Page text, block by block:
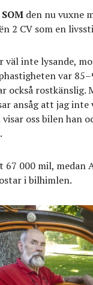
den nu vuxne
2 CV som en
väl inte lysande,
var
också rostkänslig.
ansåg att jag inte
oss bilen han
67 000 mil, medan
i bilhimlen.